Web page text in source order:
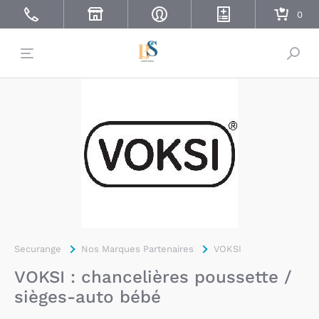
Securange Nos Marques Partenaires VOKSI
VOKSI : chancelières poussette /
sièges-auto bébé